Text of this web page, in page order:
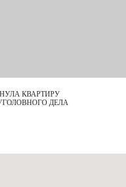
КВАРТИРУ
ДЕЛА